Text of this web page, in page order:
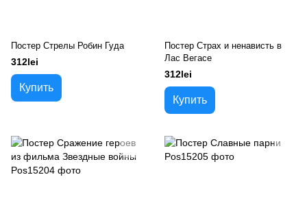
Постер Стрелы Робин Гуда
312lei
Купить
Постер Страх и ненависть в
Лас Вегасе
312lei
Купить